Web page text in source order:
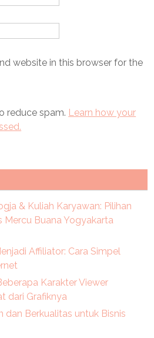
website in this browser for the
reduce spam. Learn how your
& Kuliah Karyawan: Pilihan
Mercu Buana Yogyakarta
Affiliator: Cara Simpel
Karakter Viewer
dari Grafiknya
dan Berkualitas untuk Bisnis